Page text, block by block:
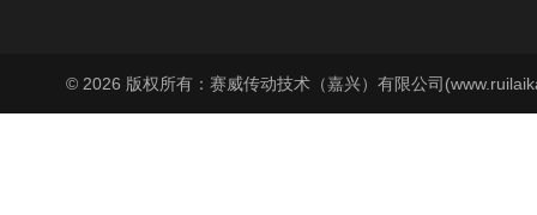
© 2026 版权所有：赛威传动技术（嘉兴）有限公司